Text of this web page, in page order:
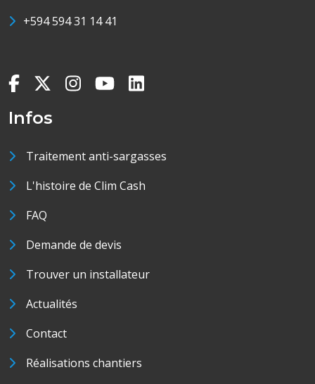
+594 594 31 14 41
Infos
Traitement anti-sargasses
L'histoire de Clim Cash
FAQ
Demande de devis
Trouver un installateur
Actualités
Contact
Réalisations chantiers